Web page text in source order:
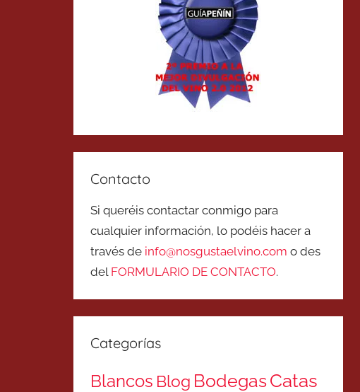
Contacto
Si queréis contactar conmigo para
cualquier información, lo podéis hacer a
través de info@nosgustaelvino.com o des
del FORMULARIO DE CONTACTO.
Categorías
Blancos Blog BodegasCatas